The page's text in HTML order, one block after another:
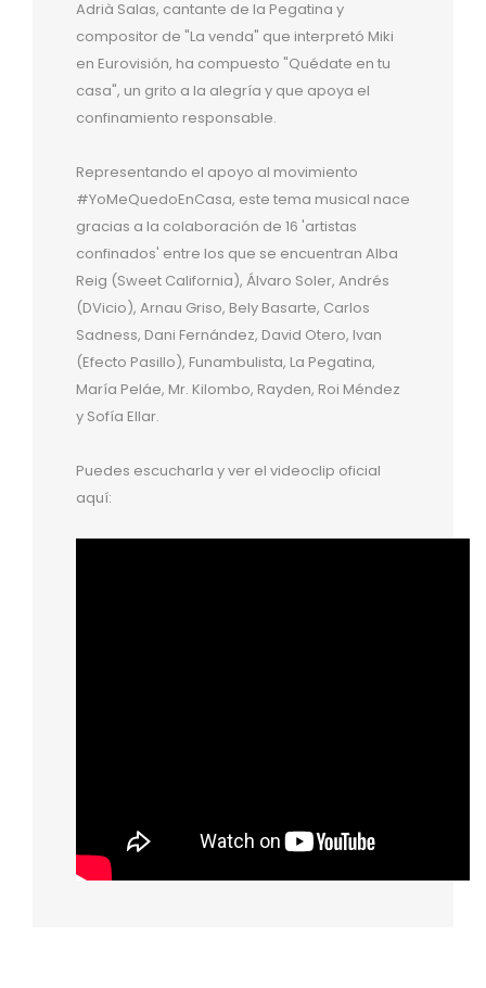
Adrià Salas, cantante de la Pegatina y
compositor de "La venda" que interpretó Miki
en Eurovisión, ha compuesto "Quédate en tu
casa", un grito a la alegría y que apoya el
confinamiento responsable.
Representando el apoyo al movimiento
#YoMeQuedoEnCasa, este tema musical nace
gracias a la colaboración de 16 'artistas
confinados' entre los que se encuentran Alba
Reig (Sweet California), Álvaro Soler, Andrés
(DVicio), Arnau Griso, Bely Basarte, Carlos
Sadness, Dani Fernández, David Otero, Ivan
(Efecto Pasillo), Funambulista, La Pegatina,
María Peláe, Mr. Kilombo, Rayden, Roi Méndez
y Sofía Ellar.
Puedes escucharla y ver el videoclip oficial
aquí: